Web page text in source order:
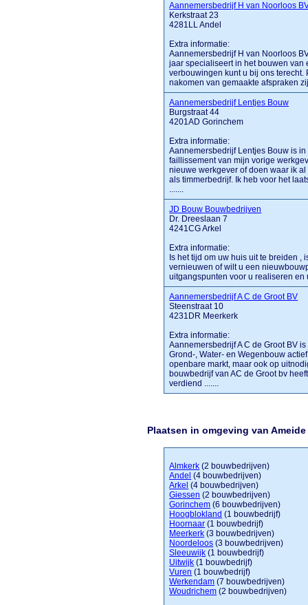
Aannemersbedrijf H van Noorloos
Kerkstraat 23
4281LL Andel
Extra informatie:
Aannemersbedrijf H van Noorloos
jaar specialiseert in het bouwen
verbouwingen kunt u bij ons
nakomen van gemaakte afspraken
Aannemersbedrijf Lentjes Bouw
Burgstraat 44
4201AD Gorinchem
Extra informatie:
Aannemersbedrijf Lentjes Bouw is
faillissement van mijn vorige
nieuwe werkgever of doen waar ik
als timmerbedrijf. Ik heb voor het
.......
JD Bouw Bouwbedrijven
Dr. Dreeslaan 7
4241CG Arkel
Extra informatie:
Is het tijd om uw huis uit te breiden ,
vernieuwen of wilt u een
uitgangspunten voor u realiseren
Aannemersbedrijf A C de Groot BV
Steenstraat 10
4231DR Meerkerk
Extra informatie:
Aannemersbedrijf A C de Groot BV
Grond-, Water- en Wegenbouw
openbare markt, maar ook op
bouwbedrijf van AC de Groot bv
verdiend .......
Plaatsen in omgeving van Ameide
Almkerk (2 bouwbedrijven)
Andel (4 bouwbedrijven)
Arkel (4 bouwbedrijven)
Giessen (2 bouwbedrijven)
Gorinchem (6 bouwbedrijven)
Hoogblokland (1 bouwbedrijf)
Hoornaar (1 bouwbedrijf)
Meerkerk (3 bouwbedrijven)
Noordeloos (3 bouwbedrijven)
Sleeuwijk (1 bouwbedrijf)
Uitwijk (1 bouwbedrijf)
Vuren (1 bouwbedrijf)
Werkendam (7 bouwbedrijven)
Woudrichem (2 bouwbedrijven)